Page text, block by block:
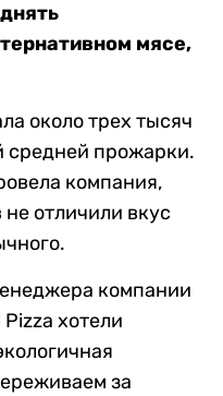
мясе,
около трех тысяч
средней прожарки.
компания,
не отличили вкус
компании
хотели
за